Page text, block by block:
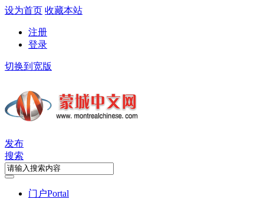
设为首页 收藏本站
注册
登录
切换到宽版
发布
搜索
门户Portal